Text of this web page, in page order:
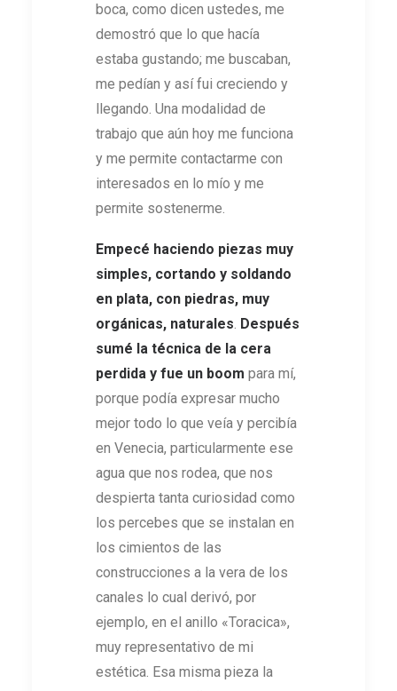
boca, como dicen ustedes, me
demostró que lo que hacía
estaba gustando; me buscaban,
me pedían y así fui creciendo y
llegando. Una modalidad de
trabajo que aún hoy me funciona
y me permite contactarme con
interesados en lo mío y me
permite sostenerme.
Empecé haciendo piezas muy
simples, cortando y soldando
en plata, con piedras, muy
orgánicas, naturales. Después
sumé la técnica de la cera
perdida y fue un boom para mí,
porque podía expresar mucho
mejor todo lo que veía y percibía
en Venecia, particularmente ese
agua que nos rodea, que nos
despierta tanta curiosidad como
los percebes que se instalan en
los cimientos de las
construcciones a la vera de los
canales lo cual derivó, por
ejemplo, en el anillo «Toracica»,
muy representativo de mi
estética. Esa misma pieza la